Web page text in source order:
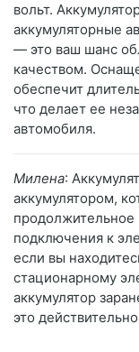
вольт.
аккумуляторные
— это ваш шанс
качеством.
обеспечит
что делает ее
автомобиля.
Милена:
аккумулятором,
продолжительное
подключения к
если вы
стационарному
аккумулятор
это